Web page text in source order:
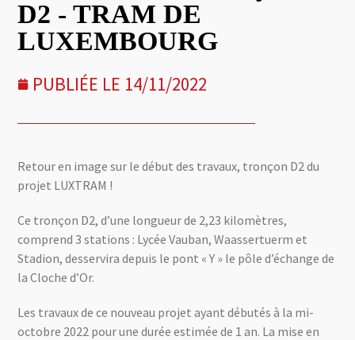
D2 - TRAM DE
LUXEMBOURG
PUBLIÉE LE 14/11/2022
Retour en image sur le début des travaux, tronçon D2 du
projet LUXTRAM !
Ce tronçon D2, d’une longueur de 2,23 kilomètres,
comprend 3 stations : Lycée Vauban, Waassertuerm et
Stadion, desservira depuis le pont « Y » le pôle d’échange de
la Cloche d’Or.
Les travaux de ce nouveau projet ayant débutés à la mi-
octobre 2022 pour une durée estimée de 1 an. La mise en